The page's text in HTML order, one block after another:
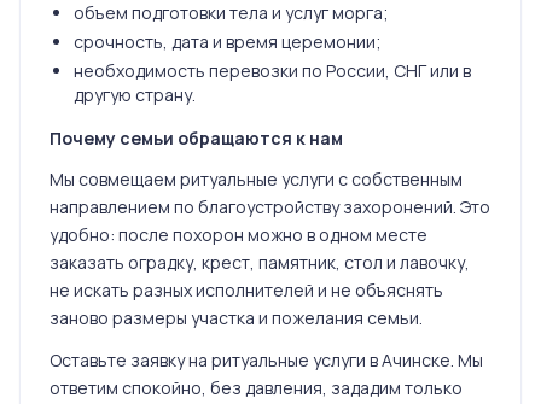
объем подготовки тела и услуг морга;
срочность, дата и время церемонии;
необходимость перевозки по России, СНГ или в
другую страну.
Почему семьи обращаются к нам
Мы совмещаем ритуальные услуги с собственным
направлением по благоустройству захоронений. Это
удобно: после похорон можно в одном месте
заказать оградку, крест, памятник, стол и лавочку,
не искать разных исполнителей и не объяснять
заново размеры участка и пожелания семьи.
Оставьте заявку на ритуальные услуги в Ачинске. Мы
ответим спокойно, без давления, зададим только